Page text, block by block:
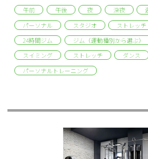
午前
午後 夜 深夜
パーソナル
スタジオ ストレッチ
24時間ジム
ジム（運動種別から選ぶ）
スイミング
ストレッチ
ダンス
パーソナルトレーニング